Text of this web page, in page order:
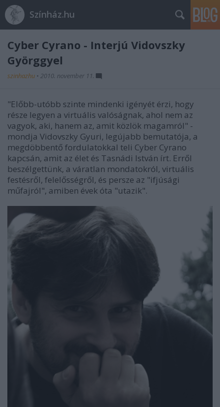
Színház.hu
Cyber Cyrano - Interjú Vidovszky
Györggyel
szinhazhu • 2010. november 11.
"Előbb-utóbb szinte mindenki igényét érzi, hogy
része legyen a virtuális valóságnak, ahol nem az
vagyok, aki, hanem az, amit közlök magamról" -
mondja Vidovszky Gyuri, legújabb bemutatója, a
megdöbbentő fordulatokkal teli Cyber Cyrano
kapcsán, amit az élet és Tasnádi István írt. Erről
beszélgettünk, a váratlan mondatokról, virtuális
festésről, felelősségről, és persze az "ifjúsági
műfajról", amiben évek óta "utazik".